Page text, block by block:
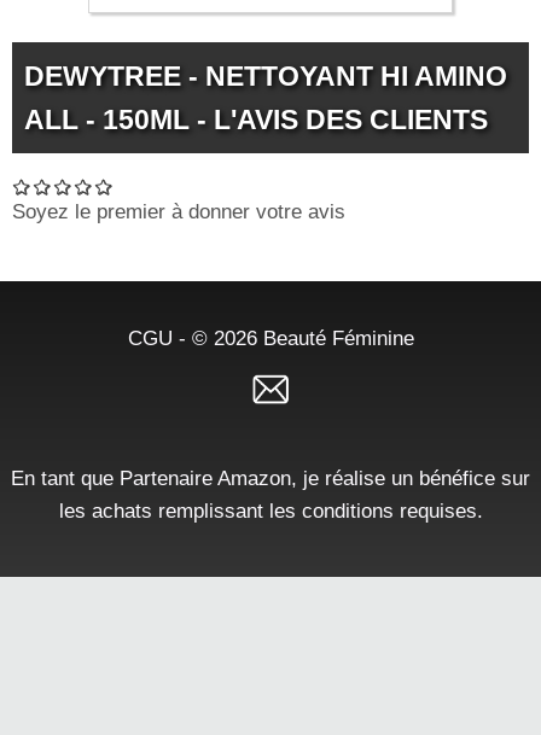
DEWYTREE - NETTOYANT HI AMINO
ALL - 150ML - L'AVIS DES CLIENTS
Soyez le premier à donner votre avis
CGU - © 2026 Beauté Féminine
En tant que Partenaire Amazon, je réalise un bénéfice sur
les achats remplissant les conditions requises.